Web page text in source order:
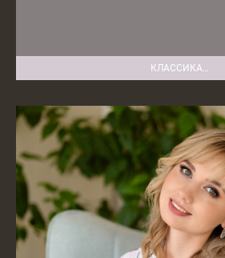
КЛАССИКА…